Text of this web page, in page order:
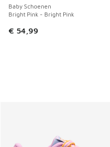
Baby Schoenen
Bright Pink - Bright Pink
€ 54,99